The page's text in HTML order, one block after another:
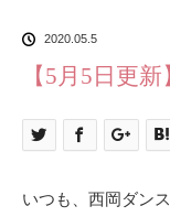
2020.05.5
【5月5日更
いつも、西岡ダン